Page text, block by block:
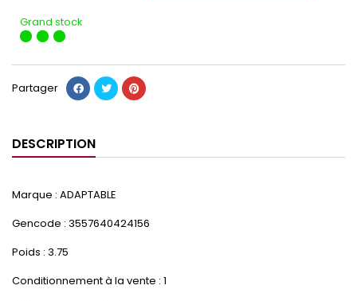
Grand stock
Partager
DESCRIPTION
Marque : ADAPTABLE
Gencode : 3557640424156
Poids : 3.75
Conditionnement à la vente : 1